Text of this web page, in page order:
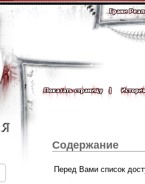
Содержание
Перед Вами список